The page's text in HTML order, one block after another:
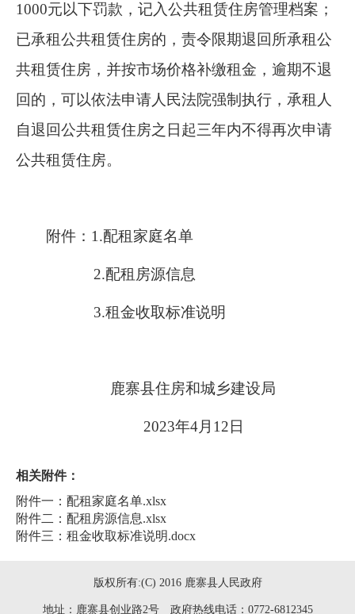
1000元以下罚款，记入公共租赁住房管理档案；
已承租公共租赁住房的，责令限期退回所承租公
共租赁住房，并按市场价格补缴租金，逾期不退
回的，可以依法申请人民法院强制执行，承租人
自退回公共租赁住房之日起三年内不得再次申请
公共租赁住房。
附件： 1.配租家庭名单
2.配租房源信息
3.租金收取标准说明
鹿寨县住房和城乡建设局
2023年4月 12 日
相关附件：
附件一：配租家庭名单.xlsx
附件二：配租房源信息.xlsx
附件三：租金收取标准说明.docx
版权所有:(C) 2016 鹿寨县人民政府
地址：鹿寨县创业路2号 政府热线电话：0772-6812345